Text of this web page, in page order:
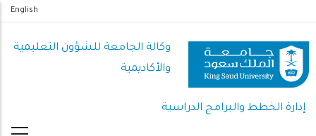
المحتوى
الرئيسي
English
وكالة الجامعة للشؤون التعليمية
والأكاديمية
إدارة الخطط والبرامج الدراسية